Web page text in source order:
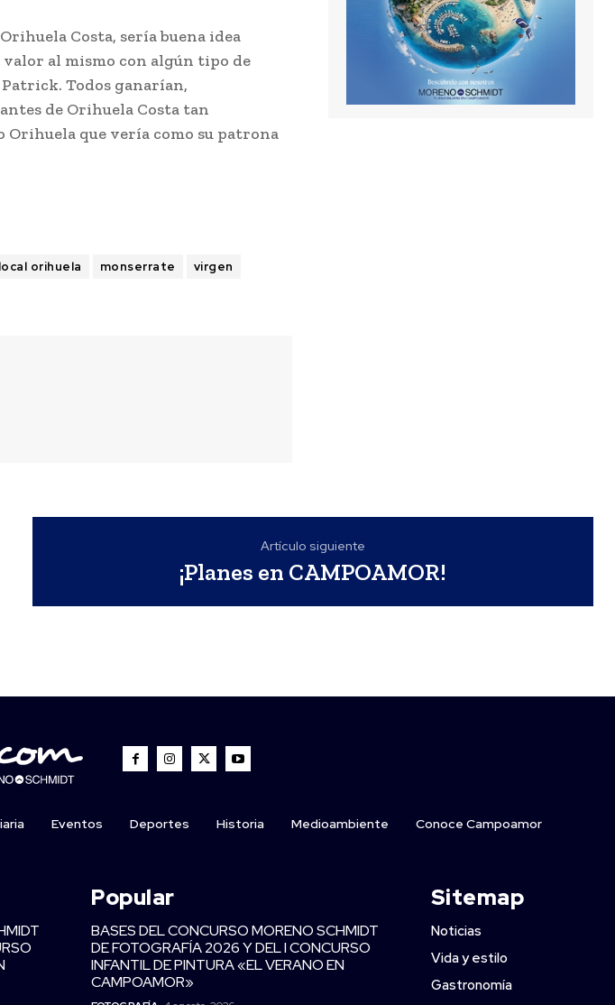
Costa, sería buena idea
al mismo con algún tipo de
Todos ganarían,
de Orihuela Costa tan
Orihuela que vería como su patrona
orihuela monserrate virgen
Artículo siguiente
¡Planes en CAMPOAMOR!
Eventos Deportes Historia Medioambiente Conoce Campoamor
Popular
BASES DEL CONCURSO MORENO SCHMIDT
DE FOTOGRAFÍA 2026 Y DEL I CONCURSO
INFANTIL DE PINTURA «EL VERANO EN
CAMPOAMOR»
Sitemap
Noticias
Vida y estilo
Gastronomía